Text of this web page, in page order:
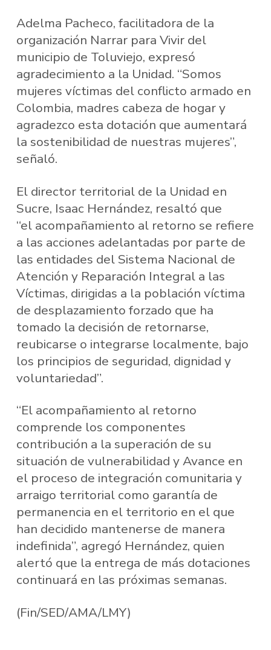
Adelma Pacheco, facilitadora de la
organización Narrar para Vivir del
municipio de Toluviejo, expresó
agradecimiento a la Unidad. “Somos
mujeres víctimas del conflicto armado en
Colombia, madres cabeza de hogar y
agradezco esta dotación que aumentará
la sostenibilidad de nuestras mujeres”,
señaló.
El director territorial de la Unidad en
Sucre, Isaac Hernández, resaltó que
“el acompañamiento al retorno se refiere
a las acciones adelantadas por parte de
las entidades del Sistema Nacional de
Atención y Reparación Integral a las
Víctimas, dirigidas a la población víctima
de desplazamiento forzado que ha
tomado la decisión de retornarse,
reubicarse o integrarse localmente, bajo
los principios de seguridad, dignidad y
voluntariedad”.
“El acompañamiento al retorno
comprende los componentes
contribución a la superación de su
situación de vulnerabilidad y Avance en
el proceso de integración comunitaria y
arraigo territorial como garantía de
permanencia en el territorio en el que
han decidido mantenerse de manera
indefinida”, agregó Hernández, quien
alertó que la entrega de más dotaciones
continuará en las próximas semanas.
(Fin/SED/AMA/LMY)